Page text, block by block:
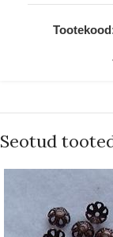
Seotud